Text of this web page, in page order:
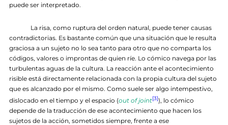
puede ser interpretado.
La risa, como ruptura del orden natural, puede tener causas
contradictorias. Es bastante común que una situación que le resulta
graciosa a un sujeto no lo sea tanto para otro que no comparta los
códigos, valores o improntas de quien ríe. Lo cómico navega por las
turbulentas aguas de la cultura. La reacción ante el acontecimiento
risible está directamente relacionada con la propia cultura del sujeto
que es alcanzado por el mismo. Como suele ser algo intempestivo,
dislocado en el tiempo y el espacio (out of joint[3]), lo cómico
depende de la traducción de ese acontecimiento que hacen los
sujetos de la acción, sometidos siempre, frente a ese